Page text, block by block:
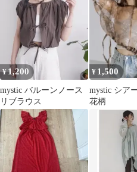
¥1,200
mystic バルーンノース
リブラウス
¥ 1,500
mystic シア
花柄